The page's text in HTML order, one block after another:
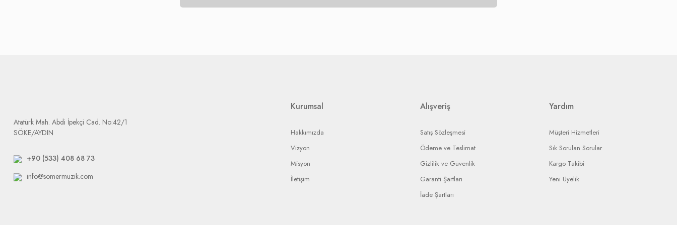
Bu ürünler için 3 alternatif söz konusudur; onarım, değişim veya iade. Dolayısı ile mutlaka isteğinizi ifade eden bir not ile birlikte ürünü göndermeniz gerekmektedir.
Dikkat etmeniz gerek durum: tarafımıza yapılacak bütün gönderilerin anlaşmalı olduğumuz kargo firmaları ile yapılması gerekir.
Atatürk Mah. Abdi İpekçi Cad. No:42/1
SÖKE/AYDIN
+90 (533) 408 68 73
info@somermuzik.com
Kurumsal
Hakkımızda
Vizyon
Misyon
İletişim
Alışveriş
Satış Sözleşmesi
Ödeme ve Teslimat
Gizlilik ve Güvenlik
Garanti Şartları
İade Şartları
Yardım
Müşteri Hizmetleri
Sık Sorulan Sorular
Kargo Takibi
Yeni Üyelik